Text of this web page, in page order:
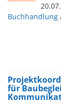
Buchhandlung
für